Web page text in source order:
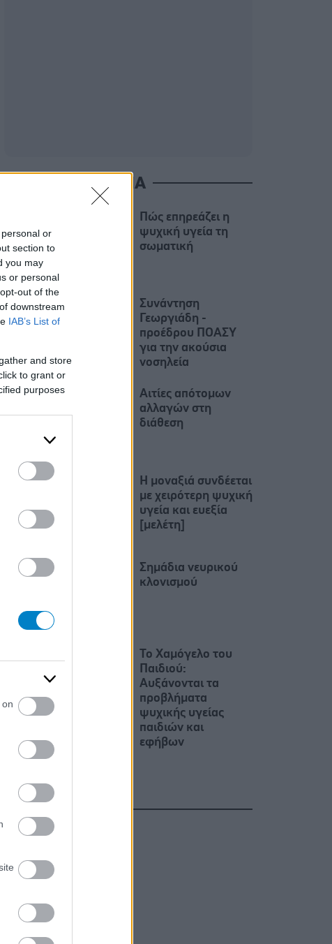
or
section to
you may
or personal
out of the
downstream
IAB’s List of
and store
to grant or
purposes
ΔΙΑΒΑΣΤΕ ΑΚΟΜΑ
Πώς επηρεάζει η
ψυχική υγεία τη
σωματική
Συνάντηση
Γεωργιάδη -
προέδρου ΠΟΑΣΥ
για την ακούσια
νοσηλεία
Αιτίες απότομων
αλλαγών στη
διάθεση
H μοναξιά συνδέεται
με χειρότερη ψυχική
υγεία και ευεξία
[μελέτη]
Σημάδια νευρικού
κλονισμού
Το Χαμόγελο του
Παιδιού:
Αυξάνονται τα
προβλήματα
ψυχικής υγείας
παιδιών και
εφήβων